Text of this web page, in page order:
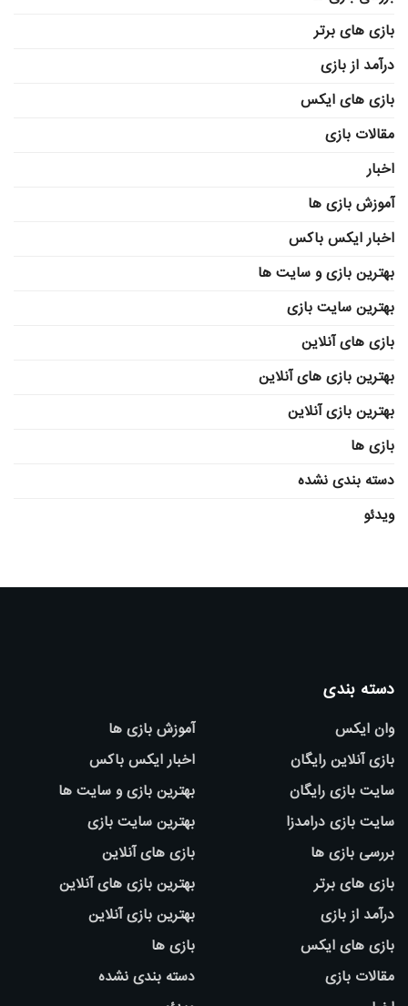
بازی های برتر
درآمد از بازی
بازی های ایکس
مقالات بازی
اخبار
آموزش بازی ها
اخبار ایکس باکس
بهترین بازی و سایت ها
بهترین سایت بازی
بازی های آنلاین
بهترین بازی های آنلاین
بهترین بازی آنلاین
بازی ها
دسته بندی نشده
ویدئو
دسته بندی
وان ایکس
بازی آنلاین رایگان
سایت بازی رایگان
سایت بازی درامدزا
بررسی بازی ها
بازی های برتر
درآمد از بازی
بازی های ایکس
مقالات بازی
آموزش بازی ها
اخبار ایکس باکس
بهترین بازی و سایت ها
بهترین سایت بازی
بازی های آنلاین
بهترین بازی های آنلاین
بهترین بازی آنلاین
بازی ها
دسته بندی نشده